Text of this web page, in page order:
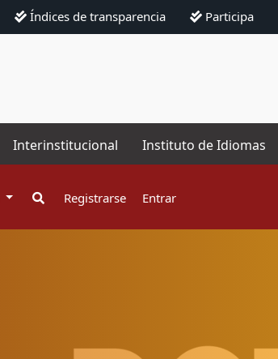
Índices de transparencia Participa
Interinstitucional Instituto de Idiomas
Registrarse Entrar